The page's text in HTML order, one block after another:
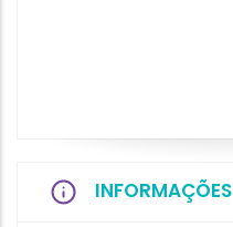
INFORMAÇÕES